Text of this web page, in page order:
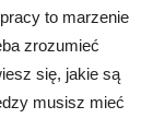
to marzenie
zrozumieć
się, jakie są
musisz mieć